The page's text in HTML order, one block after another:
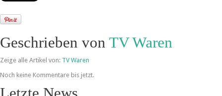
Geschrieben von TV Waren
Zeige alle Artikel von: TV Waren
Noch keine Kommentare bis jetzt.